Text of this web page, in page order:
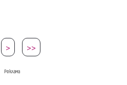
> >>
Реклама